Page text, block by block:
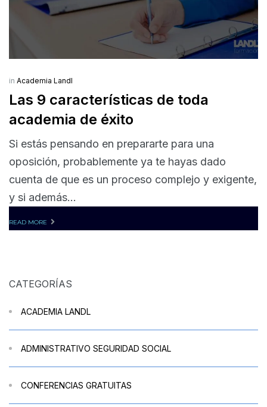
in Academia Landl
Las 9 características de toda
academia de éxito
Si estás pensando en prepararte para una
oposición, probablemente ya te hayas dado
cuenta de que es un proceso complejo y exigente,
y si además...
READ MORE
CATEGORÍAS
ACADEMIA LANDL
ADMINISTRATIVO SEGURIDAD SOCIAL
CONFERENCIAS GRATUITAS